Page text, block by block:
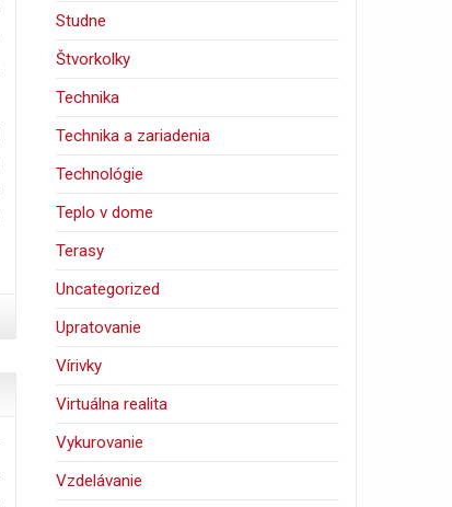
Studne
Štvorkolky
Technika
Technika a zariadenia
Technológie
Teplo v dome
Terasy
Uncategorized
Upratovanie
Vírivky
Virtuálna realita
Vykurovanie
Vzdelávanie